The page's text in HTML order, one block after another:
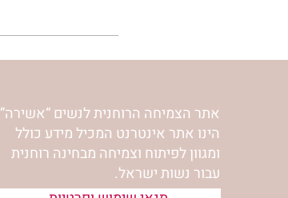
אתר הצמיחה הרוחנית לנשים “אשירה”
הינו אתר אינטרנט המכיל מידע כולל
ומגוון לפיתוח וצמיחה מבחינה רוחנית
עבור נשות ישראל.